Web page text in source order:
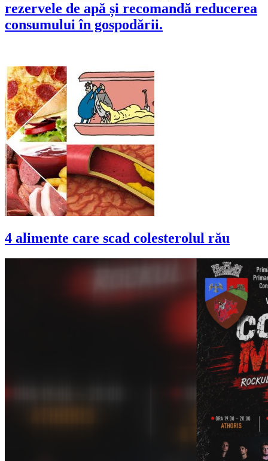
rezervele de apă și recomandă reducerea
consumului în gospodării.
4 alimente care scad colesterolul rău